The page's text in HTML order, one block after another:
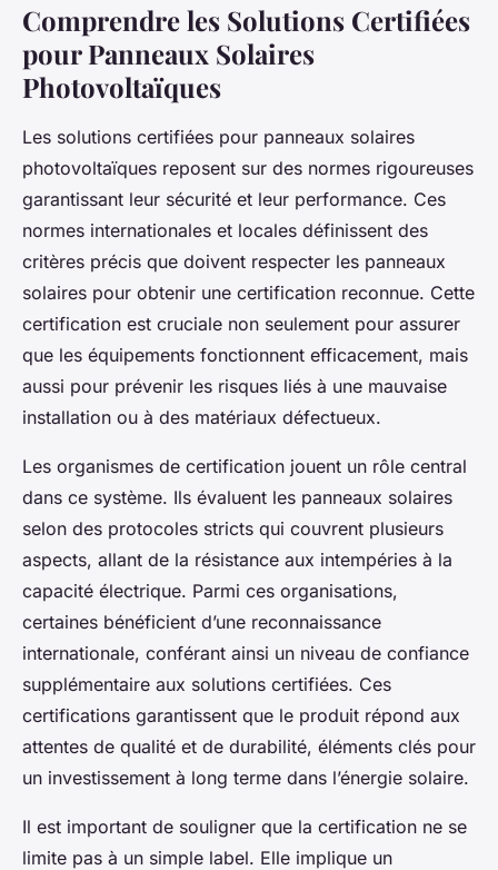
Comprendre les Solutions Certifiées
pour Panneaux Solaires
Photovoltaïques
Les solutions certifiées pour panneaux solaires
photovoltaïques reposent sur des normes rigoureuses
garantissant leur sécurité et leur performance. Ces
normes internationales et locales définissent des
critères précis que doivent respecter les panneaux
solaires pour obtenir une certification reconnue. Cette
certification est cruciale non seulement pour assurer
que les équipements fonctionnent efficacement, mais
aussi pour prévenir les risques liés à une mauvaise
installation ou à des matériaux défectueux.
Les organismes de certification jouent un rôle central
dans ce système. Ils évaluent les panneaux solaires
selon des protocoles stricts qui couvrent plusieurs
aspects, allant de la résistance aux intempéries à la
capacité électrique. Parmi ces organisations,
certaines bénéficient d’une reconnaissance
internationale, conférant ainsi un niveau de confiance
supplémentaire aux solutions certifiées. Ces
certifications garantissent que le produit répond aux
attentes de qualité et de durabilité, éléments clés pour
un investissement à long terme dans l’énergie solaire.
Il est important de souligner que la certification ne se
limite pas à un simple label. Elle implique un